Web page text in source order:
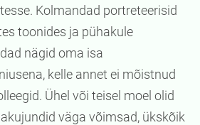
Kolmandad portreteerisid
toonides ja pühakule
nägid oma isa
kelle annet ei mõistnud
Ühel või teisel moel olid
väga võimsad, ükskõik